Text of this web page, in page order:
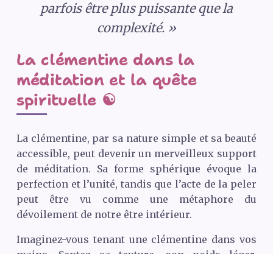
parfois être plus puissante que la
complexité. »
La clémentine dans la
méditation et la quête
spirituelle ☯️
La clémentine, par sa nature simple et sa beauté
accessible, peut devenir un merveilleux support
de méditation. Sa forme sphérique évoque la
perfection et l’unité, tandis que l’acte de la peler
peut être vu comme une métaphore du
dévoilement de notre être intérieur.
Imaginez-vous tenant une clémentine dans vos